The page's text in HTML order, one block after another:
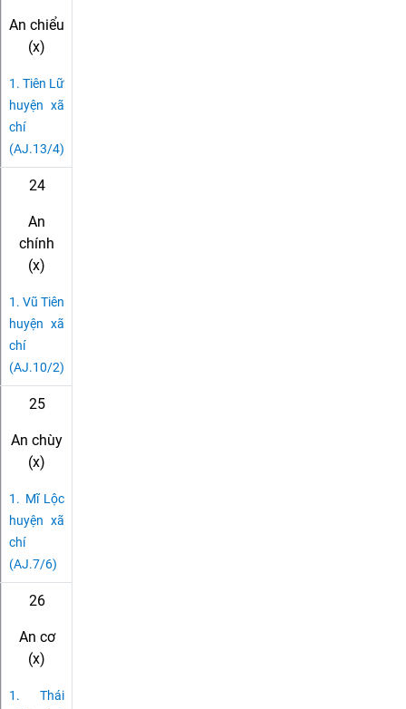
An chiểu
(x)
1. Tiên Lữ
huyện xã
chí
(AJ.13/4)
24
An
chính
(x)
1. Vũ Tiên
huyện xã
chí
(AJ.10/2)
25
An chùy
(x)
1. Mĩ Lộc
huyện xã
chí
(AJ.7/6)
26
An cơ
(x)
1. Thái